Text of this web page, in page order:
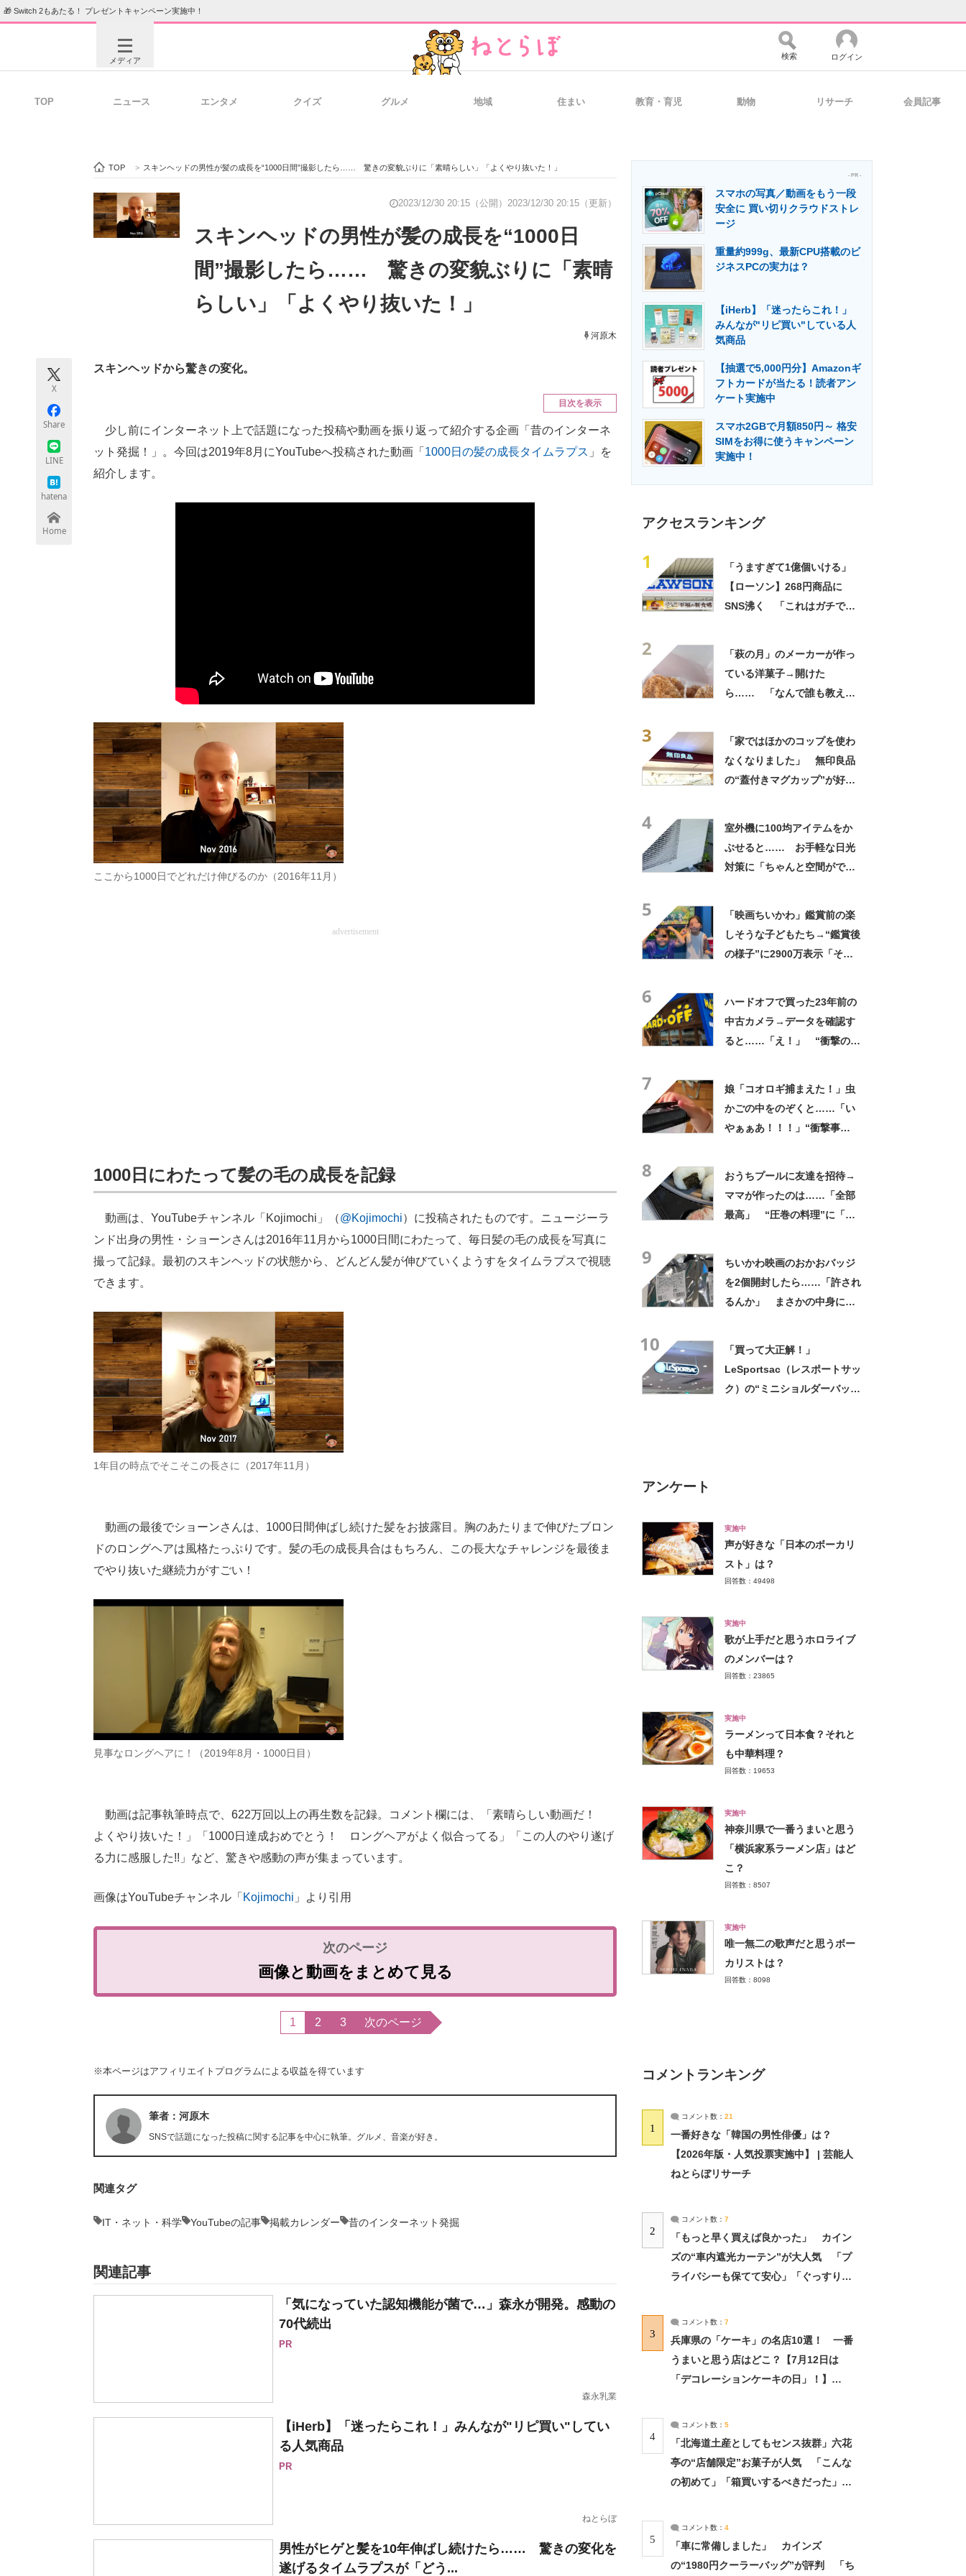
🎁 Switch 2もあたる！ プレゼントキャンペーン実施中！
メディア
ビジネスと働き方のヒント 経営リーダーのコミュニティ マーケ×ITの今がよく分かる
ITエンジニア向け専門サイト 企業向けIT製品の総合サイト IT製品の技術・比較・事例 製造業のIT導入・活用を支援
エネルギーの専門メディア 建設×テクノロジーの最前線
検索 ログイン
TOP ニュース エンタメ クイズ グルメ 地域 住まい 教育・育児 動物 リサーチ 会員記事
TOP > スキンヘッドの男性が髪の成長を“1000日間”撮影したら…… 驚きの変貌ぶりに「素晴らしい」「よくやり抜いた！」
2023/12/30 20:15（公開） 2023/12/30 20:15（更新）
スキンヘッドの男性が髪の成長を“1000日
間”撮影したら…… 驚きの変貌ぶりに「素晴
らしい」「よくやり抜いた！」
河原木
X
Share
LINE
hatena
Home
スキンヘッドから驚きの変化。
目次を表示
少し前にインターネット上で話題になった投稿や動画を振り返って紹介する企画「昔のインターネ
ット発掘！」。今回は2019年8月にYouTubeへ投稿された動画「 1000日の髪の成長タイムラプス 」を
紹介します。
ここから1000日でどれだけ伸びるのか（2016年11月）
advertisement
1000日にわたって髪の毛の成長を記録
動画は、YouTubeチャンネル「Kojimochi」（@Kojimochi）に投稿されたものです。ニュージーラ
ンド出身の男性・ショーンさんは2016年11月から1000日間にわたって、毎日髪の毛の成長を写真に
撮って記録。最初のスキンヘッドの状態から、どんどん髪が伸びていくようすをタイムラプスで視聴
できます。
1年目の時点でそこそこの長さに（2017年11月）
動画の最後でショーンさんは、1000日間伸ばし続けた髪をお披露目。胸のあたりまで伸びたブロン
ドのロングヘアは風格たっぷりです。髪の毛の成長具合はもちろん、この長大なチャレンジを最後ま
でやり抜いた継続力がすごい！
見事なロングヘアに！（2019年8月・1000日目）
動画は記事執筆時点で、622万回以上の再生数を記録。コメント欄には、「素晴らしい動画だ！
よくやり抜いた！」「1000日達成おめでとう！ ロングヘアがよく似合ってる」「この人のやり遂げ
る力に感服した!!」など、驚きや感動の声が集まっています。
画像はYouTubeチャンネル「 Kojimochi 」より引用
画像と動画をまとめて見る
1 2 3 次のページ
※本ページはアフィリエイトプログラムによる収益を得ています
筆者：河原木
SNSで話題になった投稿に関する記事を中心に執筆。グルメ、音楽が好き。
関連タグ
IT・ネット・科学 YouTubeの記事 掲載カレンダー 昔のインターネット発掘
関連記事
「気になっていた認知機能が菌で…」森永が開発。感動の
70代続出
PR
森永乳業
【iHerb】「迷ったらこれ！」みんなが"リピ買い"してい
る人気商品
PR
ねとらぼ
男性がヒゲと髪を10年伸ばし続けたら…… 驚きの変化を
遂げるタイムラプスが「どう...
- PR -
スマホの写真／動画をもう一段
安全に 買い切りクラウドストレ
ージ
重量約999g、最新CPU搭載のビ
ジネスPCの実力は？
【iHerb】「迷ったらこれ！」
みんなが"リピ買い"している人
気商品
【抽選で5,000円分】Amazonギ
フトカードが当たる！読者アン
ケート実施中
スマホ2GBで月額850円～ 格安
SIMをお得に使うキャンペーン
実施中！
アクセスランキング
1
「うますぎて1億個いける」
【ローソン】268円商品に
SNS沸く 「これはガチで美
2
「萩の月」のメーカーが作っ
ている洋菓子→開けた
ら…… 「なんで誰も教えて
3
「家ではほかのコップを使わ
なくなりました」 無印良品
の“蓋付きマグカップ”が好
4
室外機に100均アイテムをか
ぶせると…… お手軽な日光
対策に「ちゃんと空間ができ
5
「映画ちいかわ」鑑賞前の楽
しそうな子どもたち→“鑑賞後
の様子”に2900万表示「そう
6
ハードオフで買った23年前の
中古カメラ→データを確認す
ると……「え！」 “衝撃の中
7
娘「コオロギ捕まえた！」虫
かごの中をのぞくと……「い
やぁぁあ！！！」“衝撃事
8
おうちプールに友達を招待→
ママが作ったのは……「全部
最高」 “圧巻の料理”に「う
9
ちいかわ映画のおかおバッジ
を2個開封したら……「許され
るんか」 まさかの中身に
10
「買って大正解！」
LeSportsac（レスポートサッ
ク）の“ミニショルダーバッ
アンケート
実施中
声が好きな「日本のボーカリ
スト」は？
回答数：49498
実施中
歌が上手だと思うホロライブ
のメンバーは？
回答数：23865
実施中
ラーメンって日本食？それと
も中華料理？
回答数：19653
実施中
神奈川県で一番うまいと思う
「横浜家系ラーメン店」はど
こ？
回答数：8507
実施中
唯一無二の歌声だと思うボー
カリストは？
回答数：8098
コメントランキング
1
コメント数： 21
一番好きな「韓国の男性俳優」は？
【2026年版・人気投票実施中】 | 芸能人
ねとらぼリサーチ
2
コメント数： 7
「もっと早く買えば良かった」 カイン
ズの“車内遮光カーテン”が大人気 「プ
ライバシーも保てて安心」「ぐっすり眠
3
コメント数： 7
兵庫県の「ケーキ」の名店10選！ 一番
うまいと思う店はどこ？【7月12日は
「デコレーションケーキの日」！】
4
コメント数： 5
「北海道土産としてもセンス抜群」六花
亭の“店舗限定”お菓子が人気 「こんな
の初めて」「箱買いするべきだった」
5
コメント数： 4
「車に常備しました」 カインズ
の“1980円クーラーバッグ”が評判 「ち